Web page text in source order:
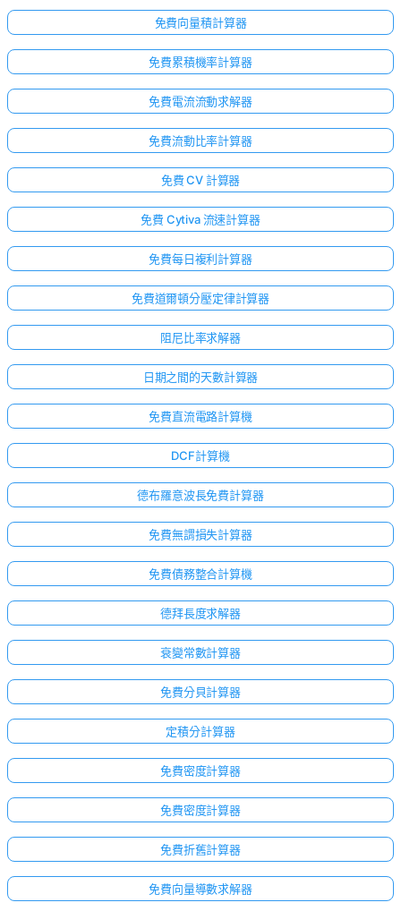
免費向量積計算器
免費累積機率計算器
免費電流流動求解器
免費流動比率計算器
免費 CV 計算器
免費 Cytiva 流速計算器
免費每日複利計算器
免費道爾頓分壓定律計算器
阻尼比率求解器
日期之間的天數計算器
免費直流電路計算機
DCF計算機
德布羅意波長免費計算器
免費無謂損失計算器
免費債務整合計算機
德拜長度求解器
衰變常數計算器
免費分貝計算器
定積分計算器
免費密度計算器
免費密度計算器
免費折舊計算器
免費向量導數求解器